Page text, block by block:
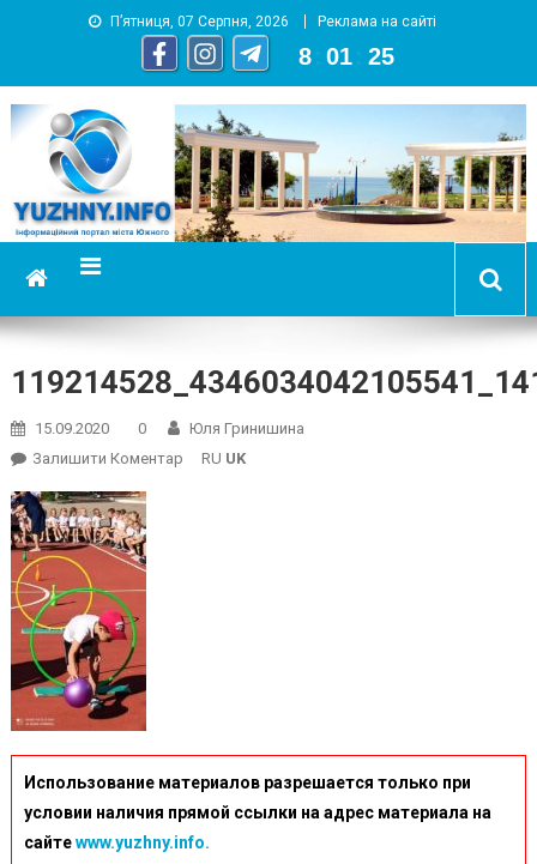
П’ятниця, 07 Серпня, 2026 Реклама на сайті
8 01 25
YUZHNY.INFO
информационный портал города Южный
15.09.2020 0
Юля Гринишина
Залишити КоментарOn RU UK
Использование материалов разрешается только при
условии наличия прямой ссылки на адрес материала на
сайтеwww.yuzhny.info.